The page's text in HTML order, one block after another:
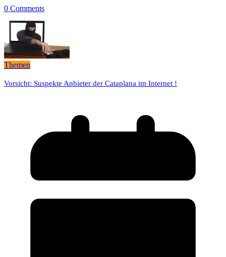
0 Comments
Themen
Vorsicht: Suspekte Anbieter der Cataplana im Internet !